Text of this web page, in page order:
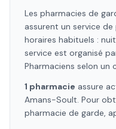
Les pharmacies de
assurent un service
horaires habituels :
service est organisé
Pharmaciens selon un
1 pharmacie assure
Amans-Soult. Pour
pharmacie de garde,